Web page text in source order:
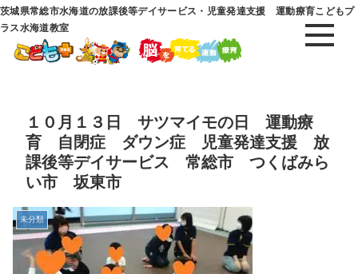
茨城県常総市水海道の放課後等デイサービス・児童発達支援 運動療育こどもプ
ラス水海道教室
１０月１３日 サツマイモの日 運動療
育 自閉症 ダウン症 児童発達支援 放
課後等デイサービス 常総市 つくばみら
い市 坂東市
未分類